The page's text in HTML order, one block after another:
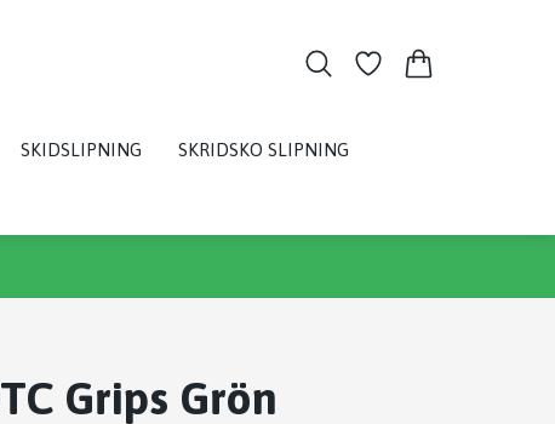
SKIDSLIPNING SKRIDSKO SLIPNING
Grips Grön